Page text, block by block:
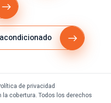
de privacidad
cobertura. Todos los derechos